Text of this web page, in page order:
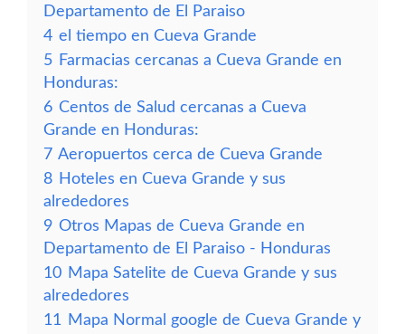
Departamento de El Paraiso
4 el tiempo en Cueva Grande
5 Farmacias cercanas a Cueva Grande en
Honduras:
6 Centos de Salud cercanas a Cueva
Grande en Honduras:
7 Aeropuertos cerca de Cueva Grande
8 Hoteles en Cueva Grande y sus
alrededores
9 Otros Mapas de Cueva Grande en
Departamento de El Paraiso - Honduras
10 Mapa Satelite de Cueva Grande y sus
alrededores
11
Mapa Normal google de Cueva Grande y